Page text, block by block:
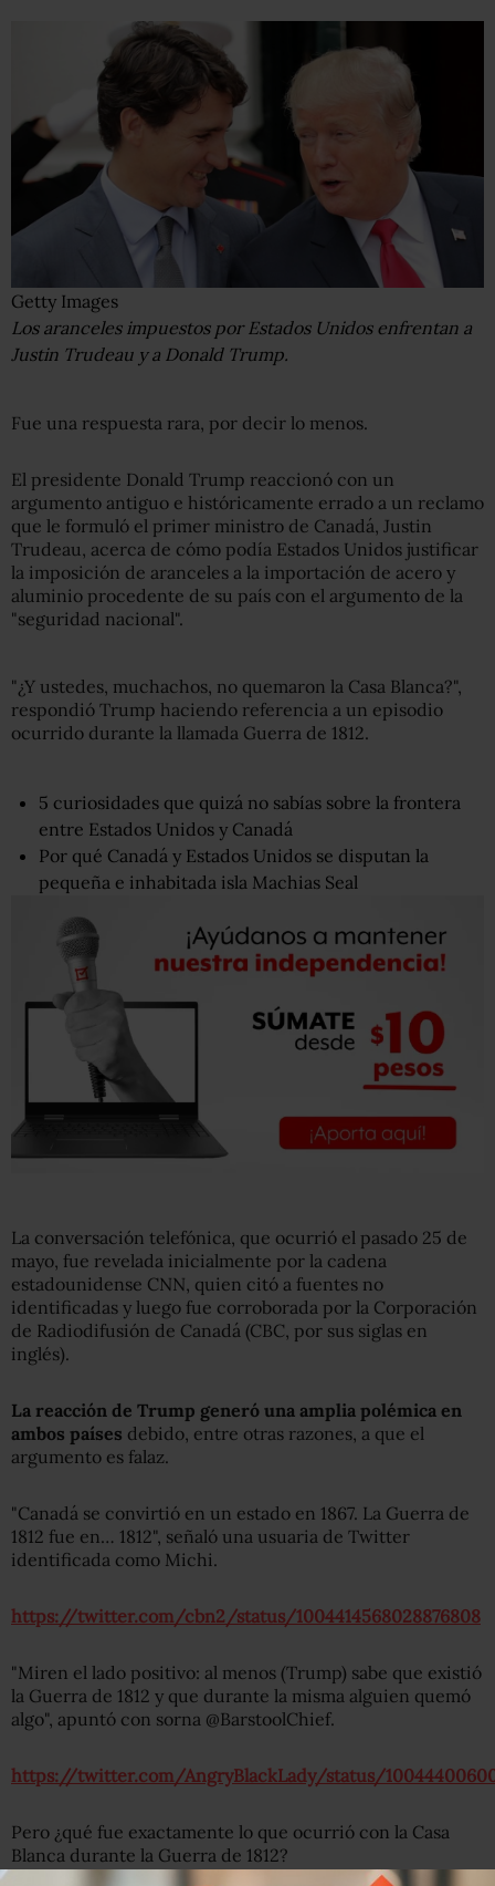
Getty Images
Los aranceles impuestos por Estados Unidos enfrentan a
Justin Trudeau y a Donald Trump.
Fue una respuesta rara, por decir lo menos.
El presidente Donald Trump reaccionó con un
argumento antiguo e históricamente errado a un reclamo
que le formuló el primer ministro de Canadá, Justin
Trudeau, acerca de cómo podía Estados Unidos justificar
la imposición de aranceles a la importación de acero y
aluminio procedente de su país con el argumento de la
"seguridad nacional".
"¿Y ustedes, muchachos, no quemaron la Casa Blanca?",
respondió Trump haciendo referencia a un episodio
ocurrido durante la llamada Guerra de 1812.
5 curiosidades que quizá no sabías sobre la frontera
entre Estados Unidos y Canadá
Por qué Canadá y Estados Unidos se disputan la
pequeña e inhabitada isla Machias Seal
La conversación telefónica, que ocurrió el pasado 25 de
mayo, fue revelada inicialmente por la cadena
estadounidense CNN, quien citó a fuentes no
identificadas y luego fue corroborada por la Corporación
de Radiodifusión de Canadá (CBC, por sus siglas en
inglés).
La reacción de Trump generó una amplia polémica en
ambos países debido, entre otras razones, a que el
argumento es falaz.
"Canadá se convirtió en un estado en 1867. La Guerra de
1812 fue en… 1812", señaló una usuaria de Twitter
identificada como Michi.
https://twitter.com/cbn2/status/1004414568028876808
"Miren el lado positivo: al menos (Trump) sabe que existió
la Guerra de 1812 y que durante la misma alguien quemó
algo", apuntó con sorna @BarstoolChief.
https://twitter.com/AngryBlackLady/status/
Pero ¿qué fue exactamente lo que ocurrió con la Casa
Blanca durante la Guerra de 1812?